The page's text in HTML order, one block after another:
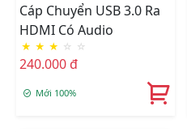
Cáp Chuyển USB 3.0 Ra
HDMI Có Audio
★ ★ ★ ☆ ☆
240.000 đ
Mới 100%